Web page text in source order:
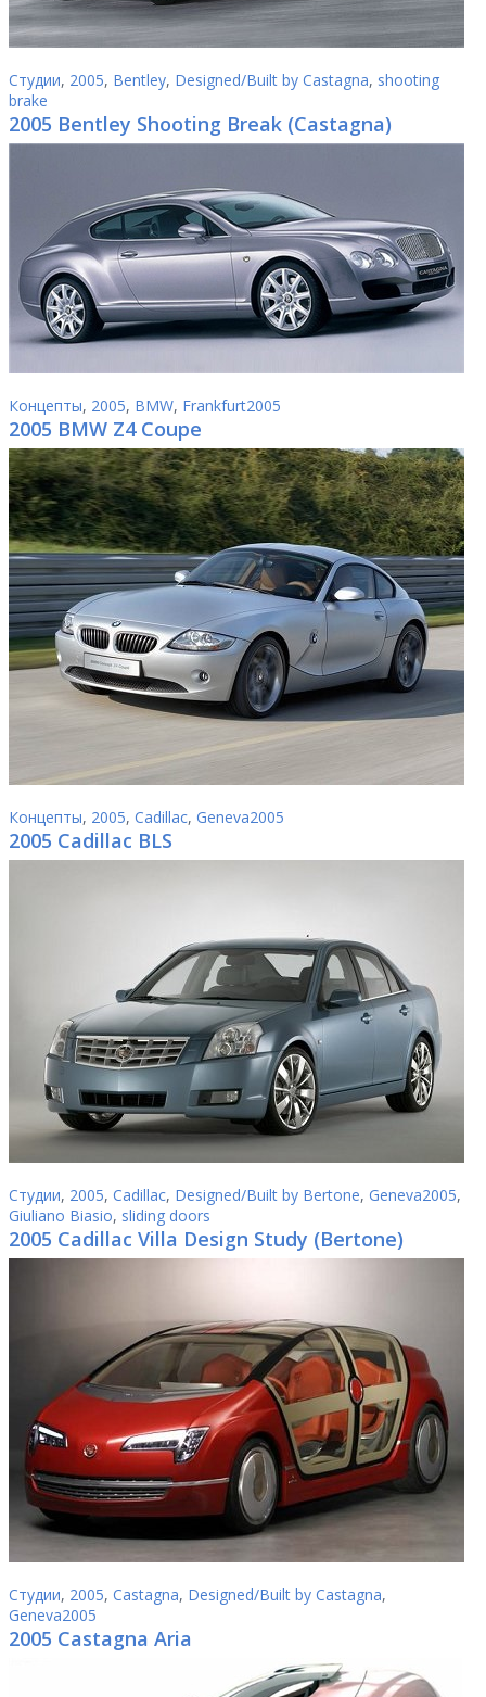
Студии, 2005, Bentley, Designed/Built by Castagna, shooting
brake
2005 Bentley Shooting Break (Castagna)
Концепты, 2005, BMW, Frankfurt2005
2005 BMW Z4 Coupe
Концепты, 2005, Cadillac, Geneva2005
2005 Cadillac BLS
Студии, 2005, Cadillac, Designed/Built by Bertone, Geneva2005,
Giuliano Biasio, sliding doors
2005 Cadillac Villa Design Study (Bertone)
Студии, 2005, Castagna, Designed/Built by Castagna,
Geneva2005
2005 Castagna Aria